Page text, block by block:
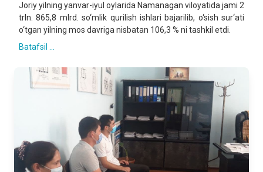
Joriy yilning yanvar-iyul oylarida Namanagan viloyatida jami 2
trln. 865,8 mlrd. so‘mlik qurilish ishlari bajarilib, o‘sish sur‘ati
o‘tgan yilning mos davriga nisbatan 106,3 % ni tashkil etdi.
Batafsil ...